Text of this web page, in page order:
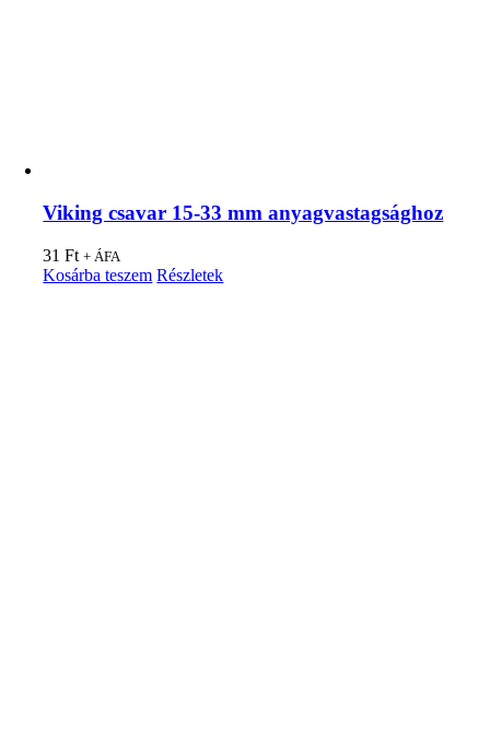
Viking csavar 15-33 mm anyagvastagsághoz
31Ft + ÁFA
Kosárba teszem Részletek